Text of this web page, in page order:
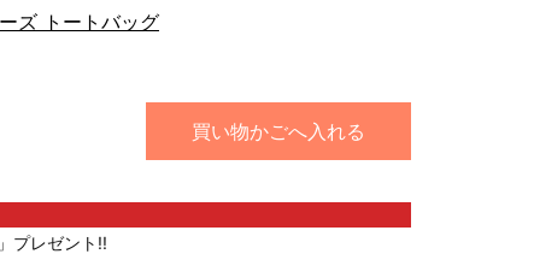
ズ トートバッグ
買い物かごへ入れる
プレゼント!!